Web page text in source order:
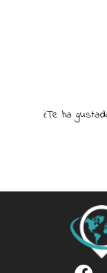
¿Te ha